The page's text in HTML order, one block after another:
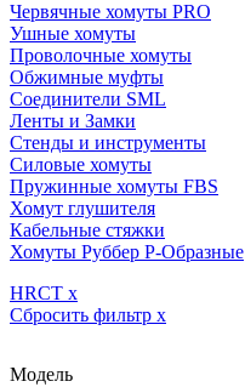
Червячные хомуты PRO
Ушные хомуты
Проволочные хомуты
Обжимные муфты
Соединители SML
Ленты и Замки
Стенды и инструменты
Силовые хомуты
Пружинные хомуты FBS
Хомут глушителя
Кабельные стяжки
Хомуты Руббер Р-Образные
HRCT x
Сбросить фильтр x
Модель